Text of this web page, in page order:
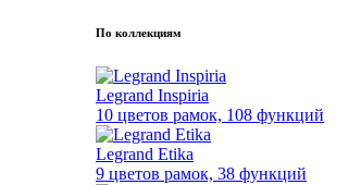
По коллекциям
Legrand Inspiria
10 цветов рамок, 108 функций
Legrand Etika
9 цветов рамок, 38 функций